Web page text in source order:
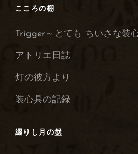
録
保
こころの棚
Trigger～とても ちいさな装
アトリエ日誌
灯の彼方より
装心具の記録
綴りし月の盤